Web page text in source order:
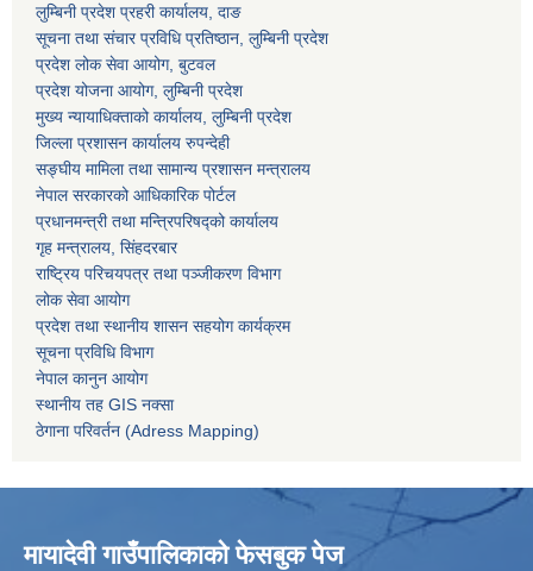
लुम्बिनी प्रदेश प्रहरी कार्यालय, दाङ
सूचना तथा संचार प्रविधि प्रतिष्ठान, लुम्बिनी प्रदेश
प्रदेश लोक सेवा आयोग, बुटवल
प्रदेश योजना आयोग, लुम्बिनी प्रदेश
मुख्य न्यायाधिक्ताको कार्यालय, लुम्बिनी प्रदेश
जिल्ला प्रशासन कार्यालय रुपन्देही
सङ्घीय मामिला तथा सामान्य प्रशासन मन्त्रालय
नेपाल सरकारको आधिकारिक पोर्टल
प्रधानमन्त्री तथा मन्त्रिपरिषद्को कार्यालय
गृह मन्त्रालय, सिंहदरबार
राष्ट्रिय परिचयपत्र तथा पञ्जीकरण विभाग
लोक सेवा आयोग
प्रदेश तथा स्थानीय शासन सहयोग कार्यक्रम
सूचना प्रविधि विभाग
नेपाल कानुन आयोग
स्थानीय तह GIS नक्सा
ठेगाना परिवर्तन (Adress Mapping)
मायादेवी गाउँपालिकाको फेसबुक पेज